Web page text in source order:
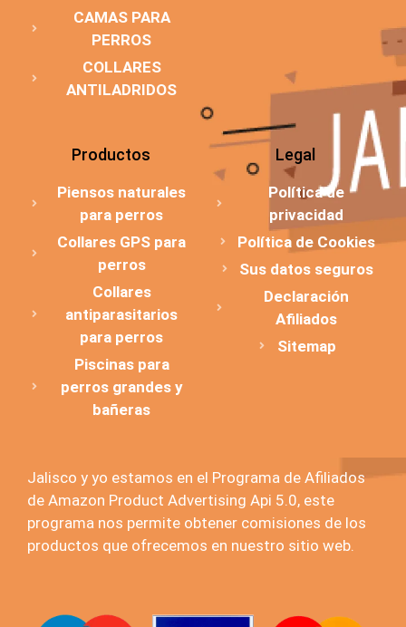
CAMAS PARA
PERROS
COLLARES
ANTILADRIDOS
Productos
Piensos naturales
para perros
Collares GPS para
perros
Collares
antiparasitarios
para perros
Piscinas para
perros grandes y
bañeras
Legal
Política de
privacidad
Política de Cookies
Sus datos seguros
Declaración
Afiliados
Sitemap
Jalisco y yo estamos en el Programa de Afiliados
de Amazon Product Advertising Api 5.0, este
programa nos permite obtener comisiones de los
productos que ofrecemos en nuestro sitio web.